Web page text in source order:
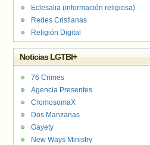
Eclesalia (información religiosa)
Redes Cristianas
Religión Digital
Noticias LGTBI+
76 Crimes
Agencia Presentes
CromosomaX
Dos Manzanas
Gayety
New Ways Ministry